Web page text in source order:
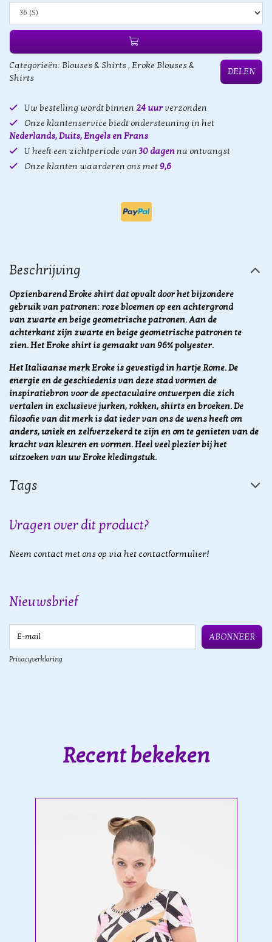
Categorieën: Blouses & Shirts, Eroke Blouses &
Shirts
DELEN
Uw bestelling wordt binnen 24 uurverzonden
Onze klantenservice biedt ondersteuning in het
Nederlands, Duits, Engels en Frans
U heeft een zichtperiode van30 dagenna ontvangst
Onze klanten waarderen ons met 9,6
Beschrijving
Opzienbarend Eroke shirt dat opvalt door het bijzondere
gebruik van patronen: roze bloemen op een achtergrond
van zwarte en beige geometrische patronen. Aan de
achterkant zijn zwarte en beige geometrische patronen te
zien. Het Eroke shirt is gemaakt van 96% polyester.
Het Italiaanse merk Eroke is gevestigd in hartje Rome. De
energie en de geschiedenis van deze stad vormen de
inspiratiebron voor de spectaculaire ontwerpen die zich
vertalen in exclusieve jurken, rokken, shirts en broeken. De
filosofie van dit merk is dat ieder van ons de wens heeft om
anders, uniek en zelfverzekerd te zijn en om te genieten van de
kracht van kleuren en vormen.Heel veel plezier bij het
uitzoeken van uw Eroke kledingstuk.
Tags
Vragen over dit product?
Neem contact met ons op via het contactformulier!
Nieuwsbrief
ABONNEER
Privacyverklaring
Recent bekeken